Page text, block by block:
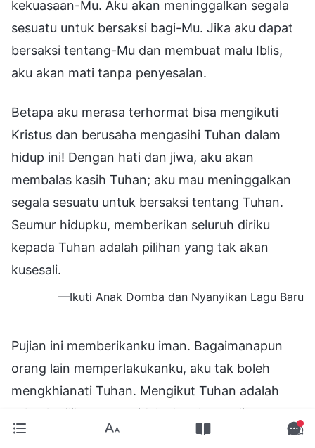
kekuasaan-Mu. Aku akan meninggalkan segala
sesuatu untuk bersaksi bagi-Mu. Jika aku dapat
bersaksi tentang-Mu dan membuat malu Iblis,
aku akan mati tanpa penyesalan.
Betapa aku merasa terhormat bisa mengikuti
Kristus dan berusaha mengasihi Tuhan dalam
hidup ini! Dengan hati dan jiwa, aku akan
membalas kasih Tuhan; aku mau meninggalkan
segala sesuatu untuk bersaksi tentang Tuhan.
Seumur hidupku, memberikan seluruh diriku
kepada Tuhan adalah pilihan yang tak akan
kusesali.
—Ikuti Anak Domba dan Nyanyikan Lagu Baru
Pujian ini memberikanku iman. Bagaimanapun
orang lain memperlakukanku, aku tak boleh
mengkhianati Tuhan. Mengikut Tuhan adalah
sebuah pilihan yang tidak akan kusesali seumur
hidupku. Aku harus melepaskan reputasiku dan